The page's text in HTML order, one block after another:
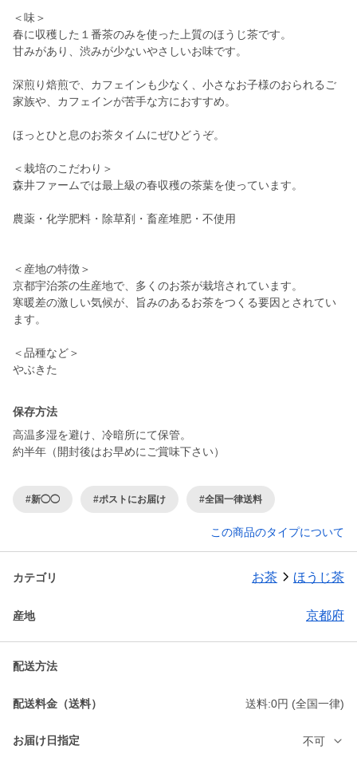
＜味＞
春に収穫した１番茶のみを使った上質のほうじ茶です。
甘みがあり、渋みが少ないやさしいお味です。
深煎り焙煎で、カフェインも少なく、小さなお子様のおられるご
家族や、カフェインが苦手な方におすすめ。
ほっとひと息のお茶タイムにぜひどうぞ。
＜栽培のこだわり＞
森井ファームでは最上級の春収穫の茶葉を使っています。
農薬・化学肥料・除草剤・畜産堆肥・不使用
＜産地の特徴＞
京都宇治茶の生産地で、多くのお茶が栽培されています。
寒暖差の激しい気候が、旨みのあるお茶をつくる要因とされてい
ます。
＜品種など＞
保存方法
高温多湿を避け、冷暗所にて保管。
約半年（開封後はお早めにご賞味下さい）
#新◯◯ #ポストにお届け #全国一律送料
この商品のタイプについて
カテゴリ お茶 ほうじ茶
産地 京都府
配送方法
配送料金（送料） 送料:0円 (全国一律)
お届け日指定 不可